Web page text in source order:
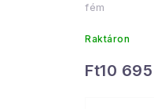
fém
Raktáron
Ft10 695